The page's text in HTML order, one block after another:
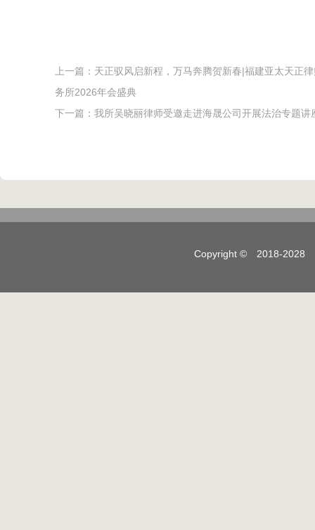
上一篇： 天正驭风启新程，万马奔腾贺新春|福建亚太天正
务所2026年会盛典
下一篇： 我所吴晓丽律师受邀走进海晟公司开展法治专题讲
Copyright © 2018-2028